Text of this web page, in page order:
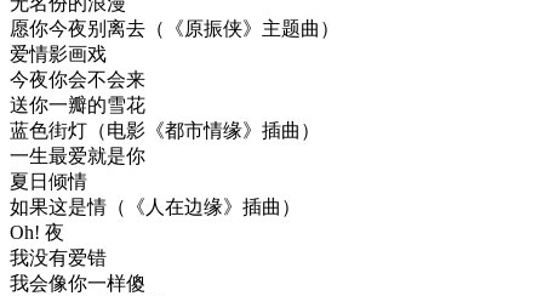
愿你今夜别离去（《原振侠》主题曲）
爱情影画戏
今夜你会不会来
送你一瓣的雪花
蓝色街灯（电影《都市情缘》插曲）
一生最爱就是你
夏日倾情
如果这是情（《人在边缘》插曲）
Oh! 夜
我没有爱错
我会像你一样傻